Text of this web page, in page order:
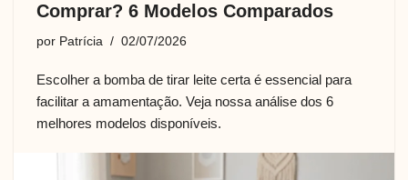
Comprar? 6 Modelos Comparados
por Patrícia 02/07/2026
Escolher a bomba de tirar leite certa é essencial para
facilitar a amamentação. Veja nossa análise dos 6
melhores modelos disponíveis.